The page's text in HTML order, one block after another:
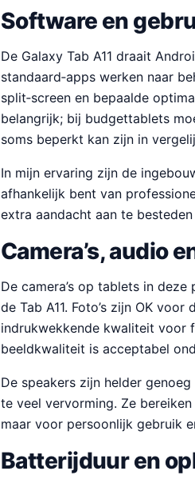
Software en
De Galaxy Tab A11 draait
standaard‑apps werken naar
split‑screen en bepaalde
belangrijk; bij budgettablets
soms beperkt kan zijn in
In mijn ervaring zijn de
afhankelijk bent van
extra aandacht aan te
Camera’s, audio
De camera’s op tablets in
de Tab A11. Foto’s zijn OK
indrukwekkende kwaliteit voor
beeldkwaliteit is acceptabel
De speakers zijn helder
te veel vervorming. Ze
maar voor persoonlijk gebruik
Batterijduur en